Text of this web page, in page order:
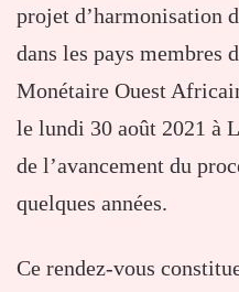
projet d’harmonisation
dans les pays membres
Monétaire Ouest
le lundi 30 août 2021 à
de l’avancement du
quelques années.
Ce rendez-vous